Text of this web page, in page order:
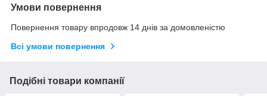
Умови повернення
Повернення товару впродовж 14 днів за домовленістю
Всі умови повернення
Подібні товари компанії